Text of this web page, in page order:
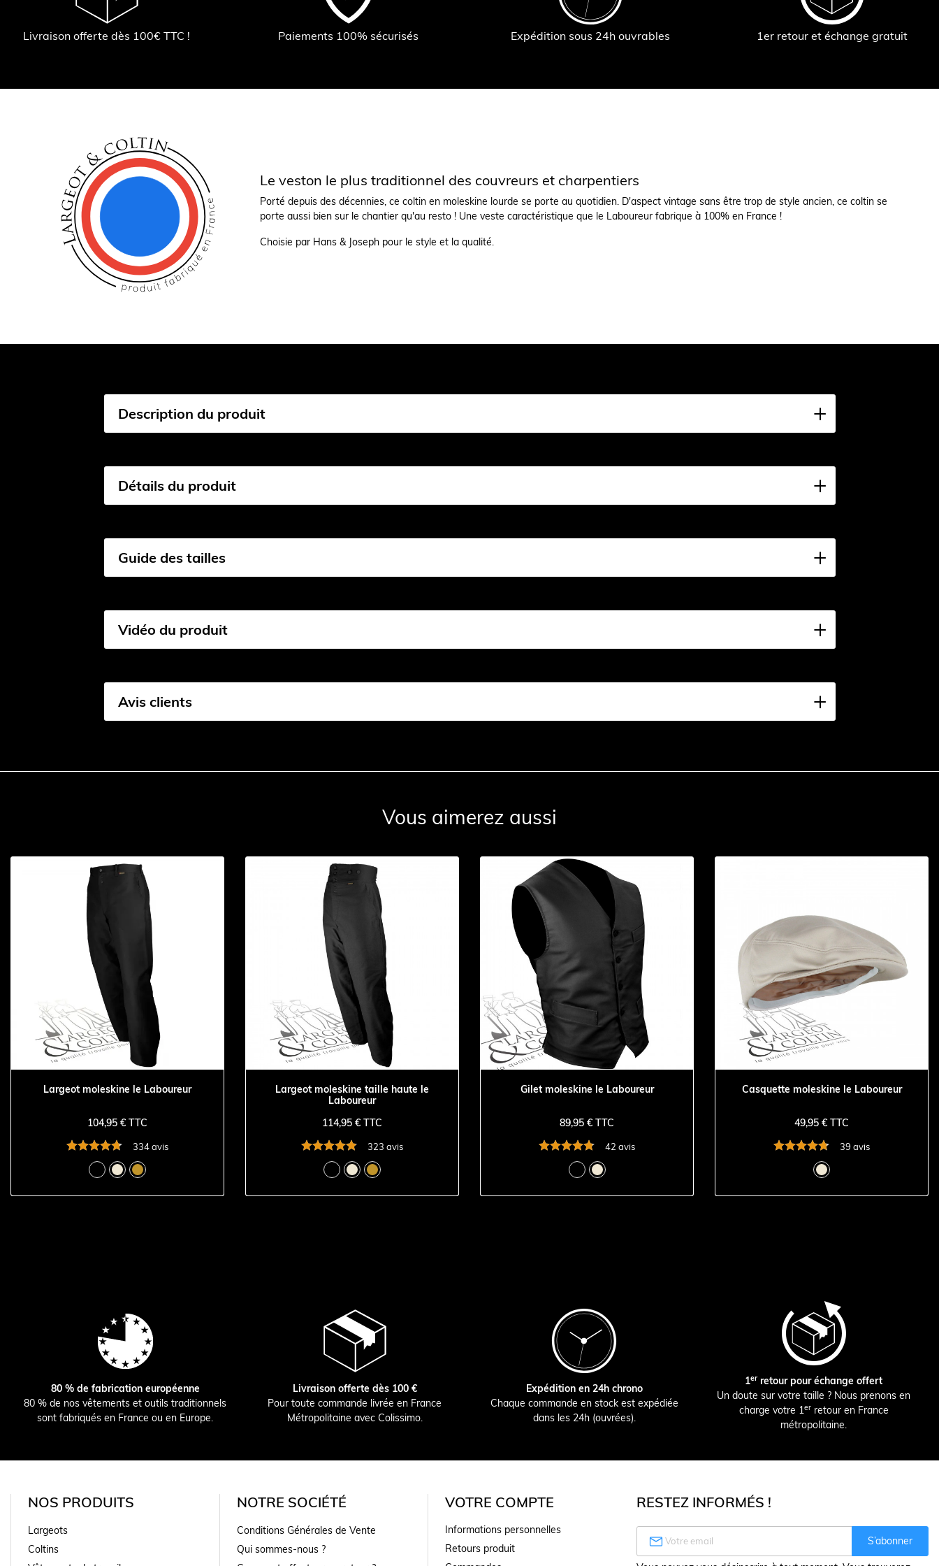
Livraison offerte dès 100€ TTC ! Paiements 100% sécurisés Expédition sous 24h ouvrables 1er retour et échange gratuit
Le veston le plus traditionnel des couvreurs et charpentiers
Porté depuis des décennies, ce coltin en moleskine lourde se porte au quotidien. D'aspect vintage sans être trop de style ancien, ce coltin se
porte aussi bien sur le chantier qu'au resto ! Une veste caractéristique que le Laboureur fabrique à 100% en France !
Choisie par Hans & Joseph pour le style et la qualité.
Description du produit
Détails du produit
Guide des tailles
Vidéo du produit
Avis clients
Vous aimerez aussi
Largeot moleskine le Laboureur
104,95 € TTC
334 avis
Largeot moleskine taille haute le
Laboureur
114,95 € TTC
323 avis
Gilet moleskine le Laboureur
89,95 € TTC
42 avis
Casquette moleskine le Laboureur
49,95 € TTC
39 avis
80 % de fabrication européenne
80 % de nos vêtements et outils traditionnels
sont fabriqués en France ou en Europe.
Livraison offerte dès 100 €
Pour toute commande livrée en France
Métropolitaine avec Colissimo.
Expédition en 24h chrono
Chaque commande en stock est expédiée
dans les 24h (ouvrées).
1er retour pour échange offert
Un doute sur votre taille ? Nous prenons en
charge votre 1erretour en France
métropolitaine.
NOS PRODUITS
Largeots
Coltins
NOTRE SOCIÉTÉ
Conditions Générales de Vente
Qui sommes-nous ?
VOTRE COMPTE
Informations personnelles
Retours produit
RESTEZ INFORMÉS !
 S’abonner